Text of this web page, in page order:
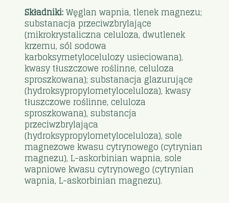
Składniki:Węglan wapnia, tlenek magnezu;
substanacja przeciwzbrylające
(mikrokrystaliczna celuloza, dwutlenek
krzemu, sól sodowa
karboksymetylocelulozy usieciowana),
kwasy tłuszczowe roślinne, celuloza
sproszkowana); substanacja glazurujące
(hydroksypropylometyloceluloza), kwasy
tłuszczowe roślinne, celuloza
sproszkowana), substancja
przeciwzbrylająca
(hydroksypropylometyloceluloza), sole
magnezowe kwasu cytrynowego (cytrynian
magnezu), L-askorbinian wapnia, sole
wapniowe kwasu cytrynowego (cytrynian
wapnia, L-askorbinian magnezu).